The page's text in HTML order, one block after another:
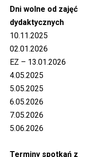
Dni wolne od zajęć
dydaktycznych
10.11.2025
02.01.2026
EZ – 13.01.2026
4.05.2025
5.05.2025
6.05.2026
7.05.2026
5.06.2026
Terminy spotkań z